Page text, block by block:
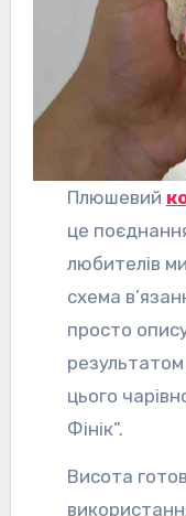
Плюшевий
це
любителів
схема
просто
цього
Фінік”.
Висота